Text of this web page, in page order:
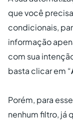
que você
condicionais,
informação
com sua
basta clicar em “
Porém, para
nenhum filtro, já